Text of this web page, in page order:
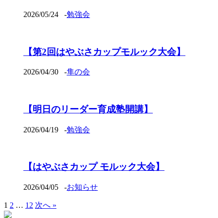
2026/05/24 -勉強会
【第2回はやぶさカップモルック大会】
2026/04/30 -隼の会
【明日のリーダー育成塾開講】
2026/04/19 -勉強会
【はやぶさカップ モルック大会】
2026/04/05 -お知らせ
1 2 … 12 次へ »